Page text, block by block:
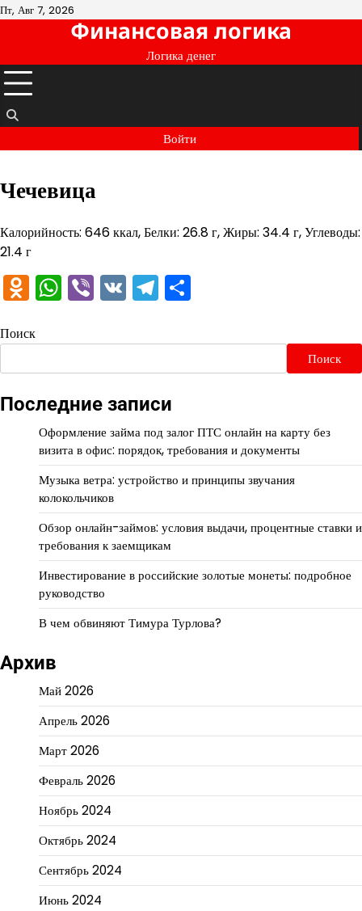
Перейти
Пт, Авг 7, 2026
Финансовая логика
Логика денег
Войти
Чечевица
Калорийность: 646 ккал, Белки: 26.8 г, Жиры: 34.4 г, Углеводы:
21.4 г
Odnoklassniki
WhatsApp
Viber
VKTelegram
Поиск
Поиск
Последние записи
Оформление займа под залог ПТС онлайн на карту без
визита в офис: порядок, требования и документы
Музыка ветра: устройство и принципы звучания
колокольчиков
Обзор онлайн-займов: условия выдачи, процентные ставки и
требования к заемщикам
Инвестирование в российские золотые монеты: подробное
руководство
В чем обвиняют Тимура Турлова?
Архив
Май 2026
Апрель 2026
Март 2026
Февраль 2026
Ноябрь 2024
Октябрь 2024
Сентябрь 2024
Июнь 2024